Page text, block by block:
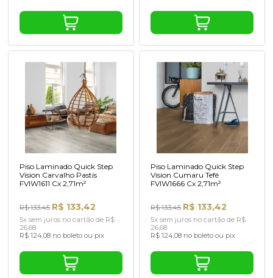
Piso Laminado Quick Step
Vision Carvalho Pastis
FVIW1611 Cx 2,71m²
R$ 133,45 R$ 133,42
5x sem juros no cartão de R$
26,68
R$ 124,08 no boleto ou pix
Piso Laminado Quick Step
Vision Cumaru Tefé
FVIW1666 Cx 2,71m²
R$ 133,45 R$ 133,42
5x sem juros no cartão de R$
26,68
R$ 124,08 no boleto ou pix